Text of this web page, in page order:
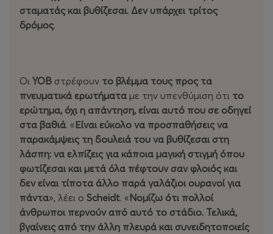
σταματάς και βυθίζεσαι. Δεν υπάρχει τρίτος
δρόμος.
Οι YOB στρέφουν το βλέμμα τους προς τα
πνευματικά ερωτήματα με την υπενθύμιση ότι το
ερώτημα, όχι η απάντηση, είναι αυτό που σε οδηγεί
στα βαθιά. «Είναι εύκολο να προσπαθήσεις να
παρακάμψεις τη δουλειά του να βυθίζεσαι στη
λάσπη: να ελπίζεις για κάποια μαγική στιγμή όπου
φωτίζεσαι και μετά όλα πέφτουν σαν φλοιός και
δεν είναι τίποτα άλλο παρά γαλάζιοι ουρανοί για
πάντα», λέει ο Scheidt. «Νομίζω ότι πολλοί
άνθρωποι περνούν από αυτό το στάδιο. Τελικά,
βγαίνεις από την άλλη πλευρά και συνειδητοποιείς